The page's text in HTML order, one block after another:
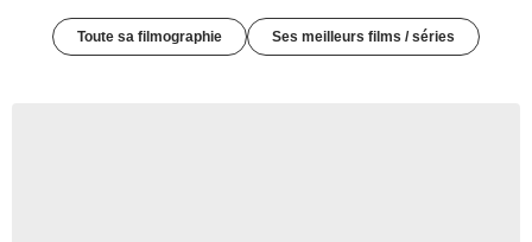
Toute sa filmographie Ses meilleurs films / séries